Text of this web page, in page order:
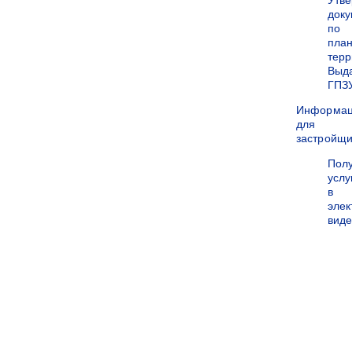
по
для
в
виде